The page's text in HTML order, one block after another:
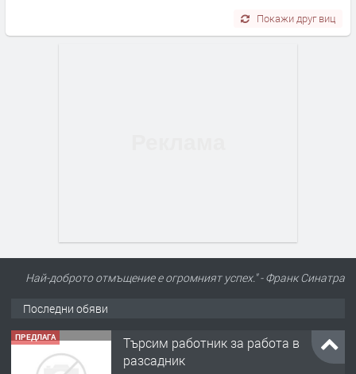
Покажи друг виц
Най-доброто отмъщение е огромният успех." - Франк Синатра
Последни обяви
ПРЕДЛАГА
Търсим работник за работа в
разсадник